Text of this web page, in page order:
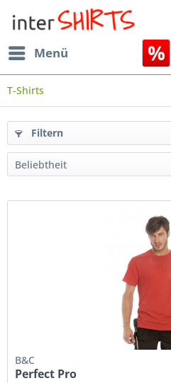
Menü
T-Shirts
Filtern
B&C
Perfect Pro